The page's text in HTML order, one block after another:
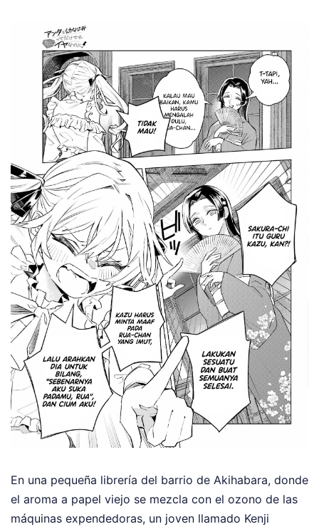
En una pequeña librería del barrio de Akihabara, donde
el aroma a papel viejo se mezcla con el ozono de las
máquinas expendedoras, un joven llamado Kenji